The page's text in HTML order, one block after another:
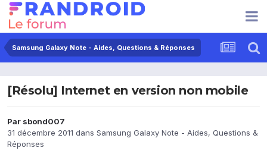
Samsung Galaxy Note - Aides, Questions & Réponses
[Résolu] Internet en version non mobile
Par sbond007
31 décembre 2011 dans Samsung Galaxy Note - Aides, Questions &
Réponses